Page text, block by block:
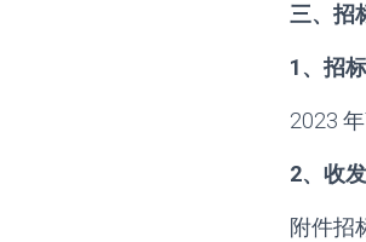
三、招
1、招
2023
2、收
附件招